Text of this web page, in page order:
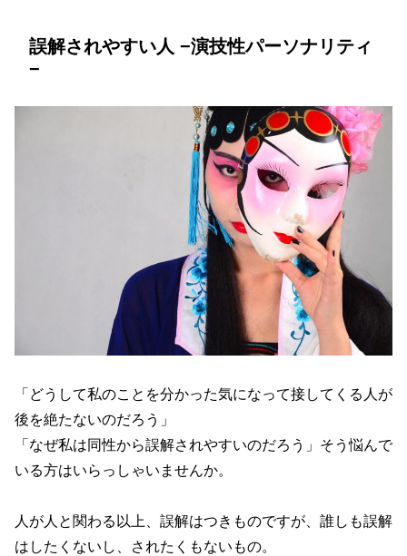
誤解されやすい人 −演技性パーソナリティ
−
「どうして私のことを分かった気になって接してくる人が
後を絶たないのだろう」
「なぜ私は同性から誤解されやすいのだろう」そう悩んで
いる方はいらっしゃいませんか。
人が人と関わる以上、誤解はつきものですが、誰しも誤解
はしたくないし、されたくもないもの。